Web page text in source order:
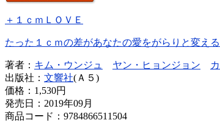
＋１ｃｍＬＯＶＥ
たった１ｃｍの差があなたの愛をがらりと変える
著者： キム・ウンジュ ヤン・ヒョンジョン
出版社： 文響社(Ａ５)
価格： 1,530円
発売日：2019年09月
商品コード：9784866511504